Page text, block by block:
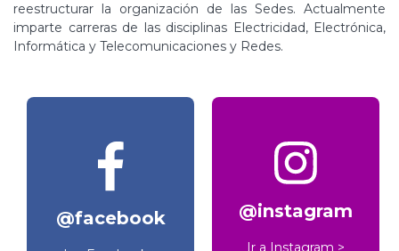
reestructurar la organización de las Sedes. Actualmente
imparte carreras de las disciplinas Electricidad, Electrónica,
Informática y Telecomunicaciones y Redes.
@facebook @instagram
Ir a Instagram >